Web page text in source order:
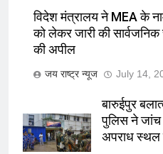
विदेश मंत्रालय ने MEA के
को लेकर जारी की
की अपील
जय राष्ट्र न्यूज July 14,
बारुईपुर
पुलिस ने जांच
अपराध स्थल